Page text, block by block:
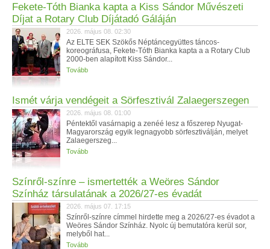
Fekete-Tóth Bianka kapta a Kiss Sándor Művészeti
Díjat a Rotary Club Díjátadó Gáláján
2026. május 08. 02:30
Az ELTE SEK Szökős Néptáncegyüttes táncos-
koreográfusa, Fekete-Tóth Bianka kapta a a Rotary Club
2000-ben alapított Kiss Sándor...
Tovább
Ismét várja vendégeit a Sörfesztivál Zalaegerszegen
2026. május 08. 01:00
Péntektől vasárnapig a zenéé lesz a főszerep Nyugat-
Magyarország egyik legnagyobb sörfesztiválján, melyet
Zalaegerszeg...
Tovább
Színről-színre – ismertették a Weöres Sándor
Színház társulatának a 2026/27-es évadát
2026. május 07. 17:15
Színről-színre címmel hirdette meg a 2026/27-es évadot a
Weöres Sándor Színház. Nyolc új bemutatóra kerül sor,
melyből hat...
Tovább